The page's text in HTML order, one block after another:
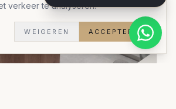
verkeer te analyseren.
WEIGEREN ACCEPTEREN